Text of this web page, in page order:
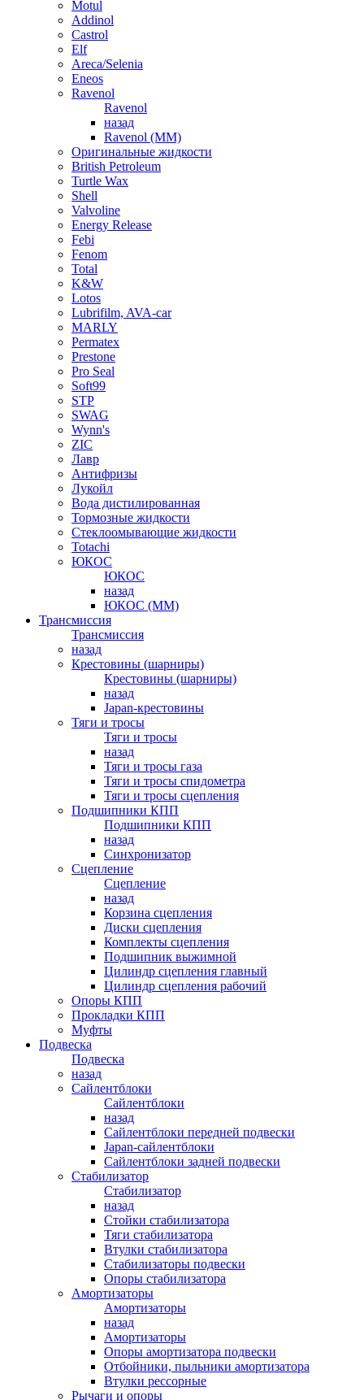
Motul
Addinol
Castrol
Elf
Areca/Selenia
Eneos
Ravenol
Ravenol
назад
Ravenol (ММ)
Оригинальные жидкости
British Petroleum
Turtle Wax
Shell
Valvoline
Energy Release
Febi
Fenom
Total
K&W
Lotos
Lubrifilm, AVA-car
MARLY
Permatex
Prestone
Pro Seal
Soft99
STP
SWAG
Wynn's
ZIC
Лавр
Антифризы
Лукойл
Вода дистилированная
Тормозные жидкости
Стеклоомывающие жидкости
Totachi
ЮКОС
ЮКОС
назад
ЮКОС (ММ)
Трансмиссия
Трансмиссия
назад
Крестовины (шарниры)
Крестовины (шарниры)
назад
Japan-крестовины
Тяги и тросы
Тяги и тросы
назад
Тяги и тросы газа
Тяги и тросы спидометра
Тяги и тросы сцепления
Подшипники КПП
Подшипники КПП
назад
Синхронизатор
Сцепление
Сцепление
назад
Корзина сцепления
Диски сцепления
Комплекты сцепления
Подшипник выжимной
Цилиндр сцепления главный
Цилиндр сцепления рабочий
Опоры КПП
Прокладки КПП
Муфты
Подвеска
Подвеска
назад
Сайлентблоки
Сайлентблоки
назад
Сайлентблоки передней подвески
Japan-сайлентблоки
Сайлентблоки задней подвески
Стабилизатор
Стабилизатор
назад
Стойки стабилизатора
Тяги стабилизатора
Втулки стабилизатора
Стабилизаторы подвески
Опоры стабилизатора
Амортизаторы
Амортизаторы
назад
Амортизаторы
Опоры амортизатора подвески
Отбойники, пыльники амортизатора
Втулки рессорные
Рычаги и опоры